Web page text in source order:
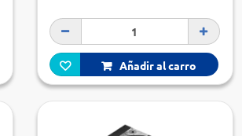
Añadir al carro